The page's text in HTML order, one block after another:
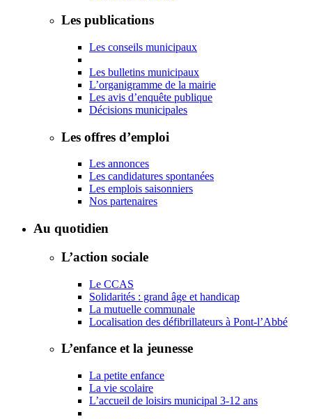
Les publications
Les conseils municipaux
Les bulletins municipaux
L’organigramme de la mairie
Les avis d’enquête publique
Décisions municipales
Les offres d’emploi
Les annonces
Les candidatures spontanées
Les emplois saisonniers
Nos partenaires
Au quotidien
L’action sociale
Le CCAS
Solidarités : grand âge et handicap
La mutuelle communale
Localisation des défibrillateurs à Pont-l’Abbé
L’enfance et la jeunesse
La petite enfance
La vie scolaire
L’accueil de loisirs municipal 3-12 ans